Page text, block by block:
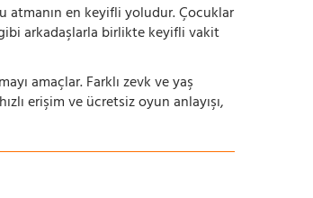
atmanın en keyifli yoludur. Çocuklar
arkadaşlarla birlikte keyifli vakit
amaçlar. Farklı zevk ve yaş
erişim ve ücretsiz oyun anlayışı,